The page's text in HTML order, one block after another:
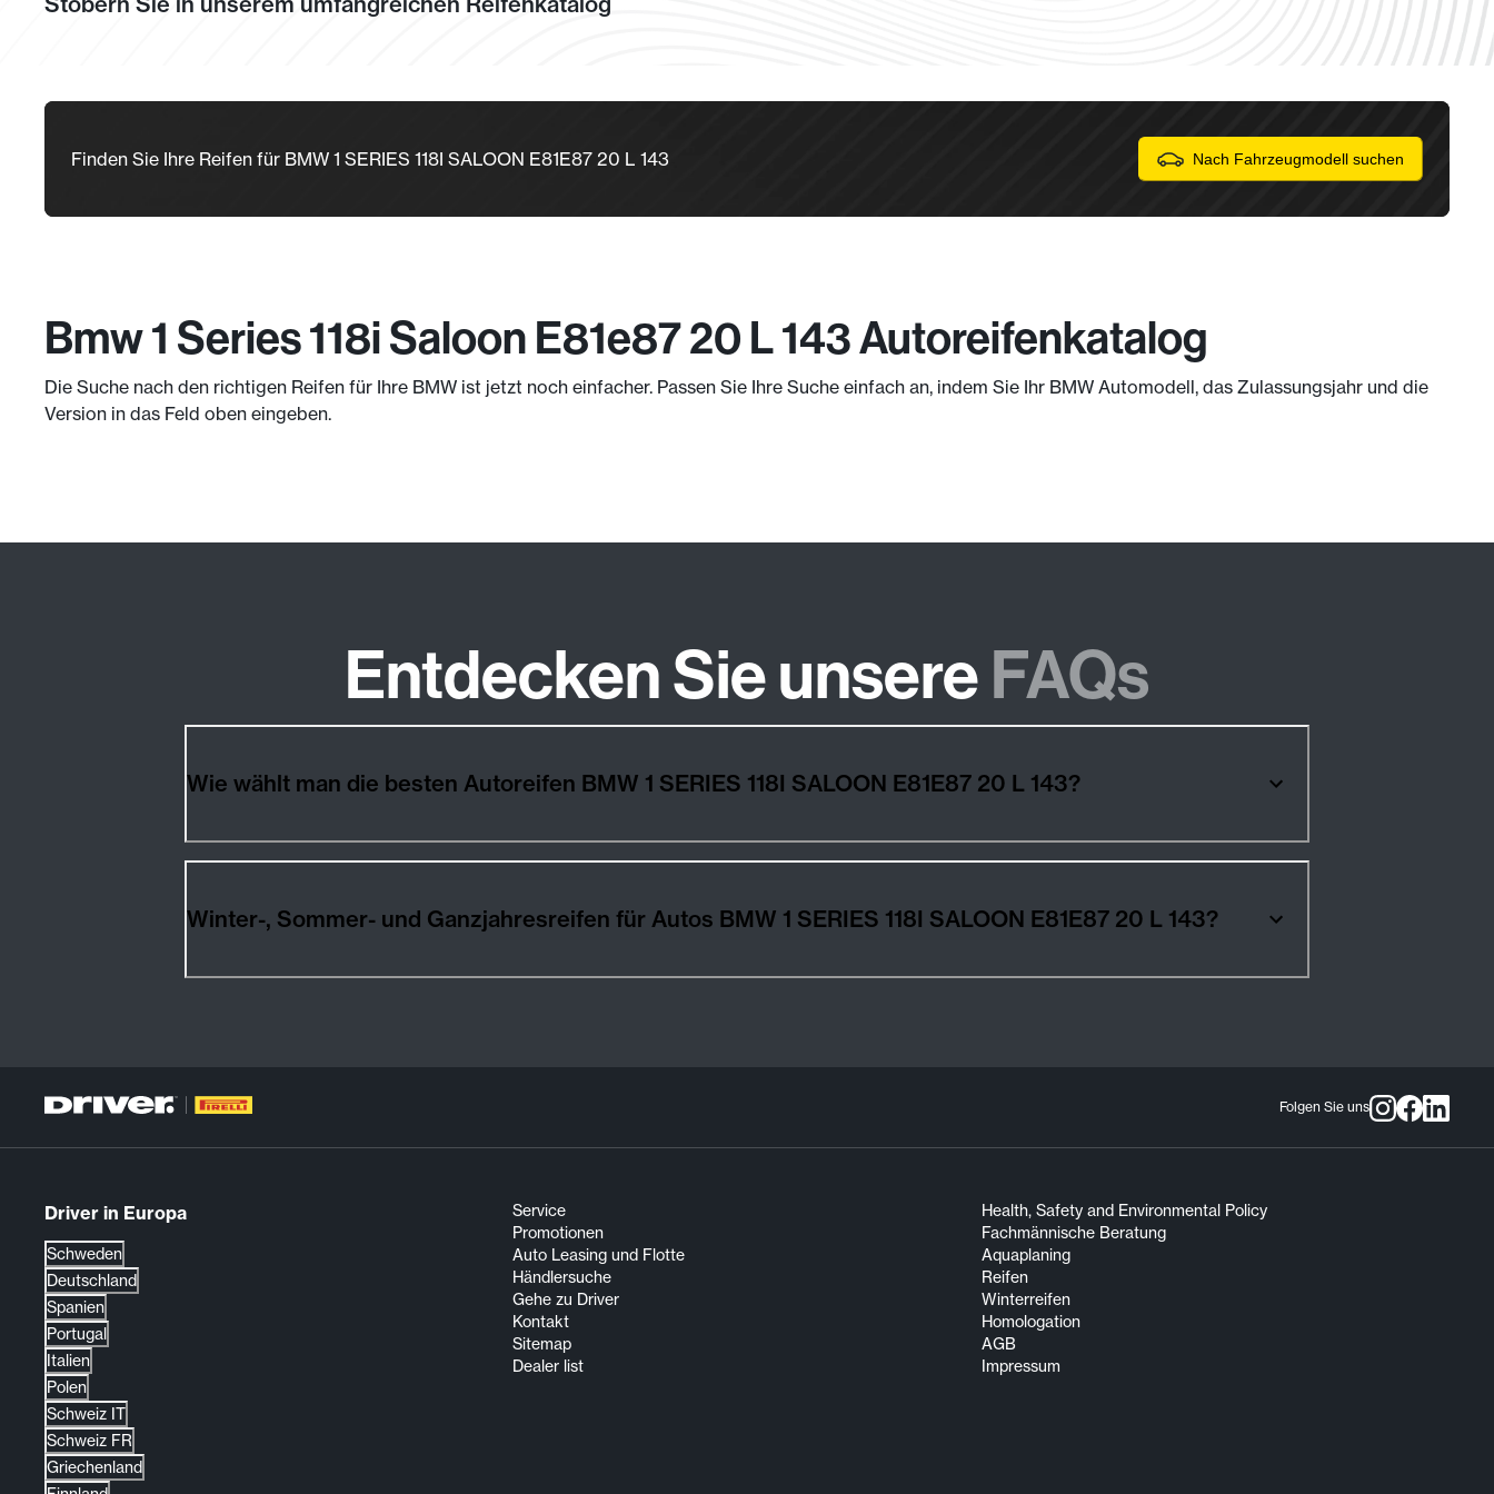
Finden Sie Ihre Reifen für BMW 1 SERIES 118I SALOON E81E87 20 L 143 Nach Fahrzeugmodell suchen
Bmw 1 Series 118i Saloon E81e87 20 L 143 Autoreifenkatalog
Die Suche nach den richtigen Reifen für Ihre BMW ist jetzt noch einfacher. Passen Sie Ihre Suche einfach an, indem Sie Ihr BMW Automodell, das Zulassungsjahr und die
Version in das Feld oben eingeben.
Entdecken Sie unsereFAQs
Wie wählt man die besten Autoreifen BMW 1 SERIES 118I SALOON E81E87 20 L 143?
Winter-, Sommer- und Ganzjahresreifen für Autos BMW 1 SERIES 118I SALOON E81E87 20 L 143?
Folgen Sie uns
Driver in Europa
Schweden
Deutschland
Spanien
Portugal
Italien
Polen
Schweiz IT
Schweiz FR
Griechenland
Service
Promotionen
Auto Leasing und Flotte
Händlersuche
Gehe zu Driver
Kontakt
Sitemap
Dealer list
Health, Safety and Environmental Policy
Fachmännische Beratung
Aquaplaning
Reifen
Winterreifen
Homologation
AGB
Impressum